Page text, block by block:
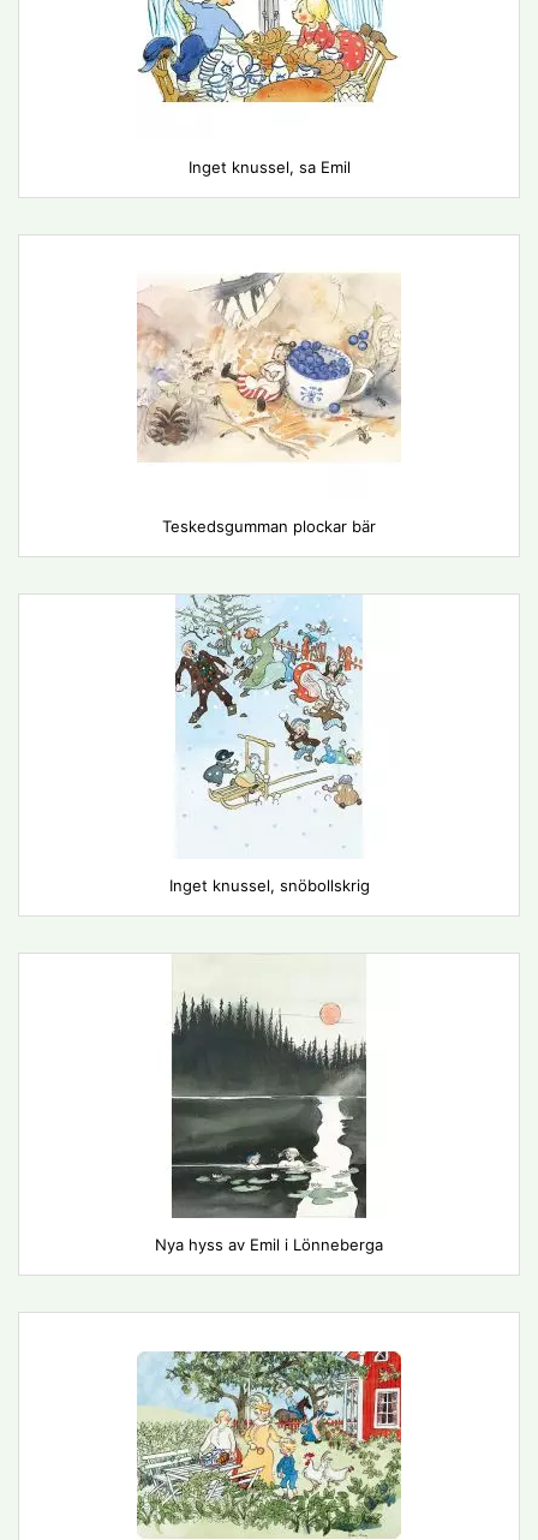
Inget knussel, sa Emil
Teskedsgumman plockar bär
Inget knussel, snöbollskrig
Nya hyss av Emil i Lönneberga